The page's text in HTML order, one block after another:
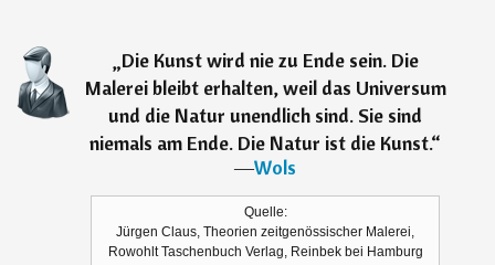
„Die Kunst wird nie zu Ende sein. Die
Malerei bleibt erhalten, weil das Universum
und die Natur unendlich sind. Sie sind
niemals am Ende. Die Natur ist die Kunst.“
―Wols
Quelle:
Jürgen Claus, Theorien zeitgenössischer Malerei,
Rowohlt Taschenbuch Verlag, Reinbek bei Hamburg